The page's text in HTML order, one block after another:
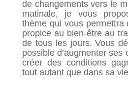
de changements vers le
matinale, je vous
thème qui vous permettra
propice au bien-être au
de tous les jours. Vous
possible d’augmenter ses
créer des conditions
tout autant que dans sa